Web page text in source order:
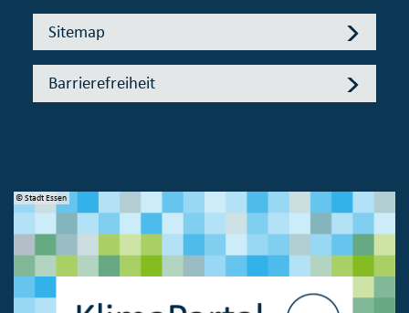
Sitemap
Barrierefreiheit
© Stadt Essen